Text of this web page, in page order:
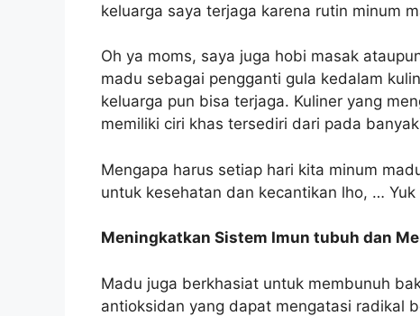
keluarga saya terjaga karena rutin minum
Oh ya moms, saya juga hobi masak
madu sebagai pengganti gula kedalam
keluarga pun bisa terjaga. Kuliner yang
memiliki ciri khas tersediri dari pada
Mengapa harus setiap hari kita minum
untuk kesehatan dan kecantikan lho, … Yuk
Meningkatkan Sistem Imun tubuh dan
Madu juga berkhasiat untuk membunuh
antioksidan yang dapat mengatasi radikal